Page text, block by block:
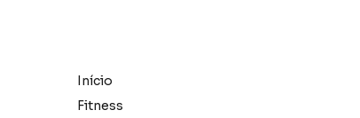
Início
Fitness